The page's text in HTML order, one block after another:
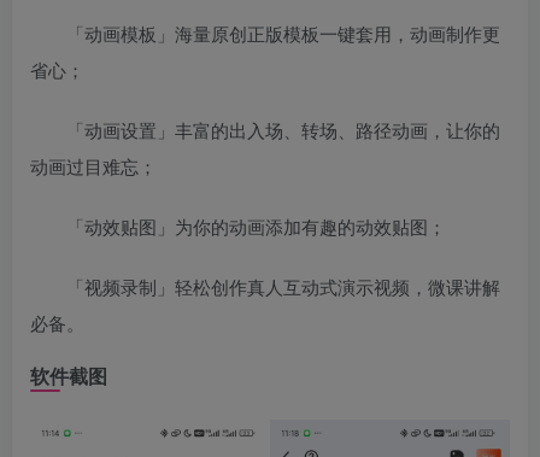
「动画模板」海量原创正版模板一键套用，动画制作更
省心；
「动画设置」丰富的出入场、转场、路径动画，让你的
动画过目难忘；
「动效贴图」为你的动画添加有趣的动效贴图；
「视频录制」轻松创作真人互动式演示视频，微课讲解
必备。
软件截图